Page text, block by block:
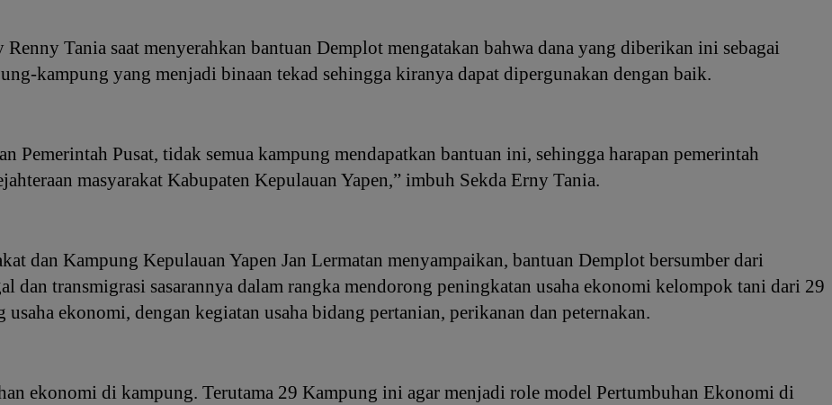
Tania saat menyerahkan bantuan Demplot mengatakan bahwa dana yang diberikan ini sebagai
kampung yang menjadi binaan tekad sehingga kiranya dapat dipergunakan dengan baik.
Pemerintah Pusat, tidak semua kampung mendapatkan bantuan ini, sehingga harapan pemerintah
masyarakat Kabupaten Kepulauan Yapen,” imbuh Sekda Erny Tania.
dan Kampung Kepulauan Yapen Jan Lermatan menyampaikan, bantuan Demplot bersumber dari
dan transmigrasi sasarannya dalam rangka mendorong peningkatan usaha ekonomi kelompok tani dari 29
ekonomi, dengan kegiatan usaha bidang pertanian, perikanan dan peternakan.
ekonomi di kampung. Terutama 29 Kampung ini agar menjadi role model Pertumbuhan Ekonomi di